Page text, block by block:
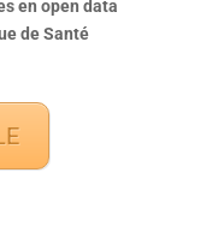
en open data
de Santé